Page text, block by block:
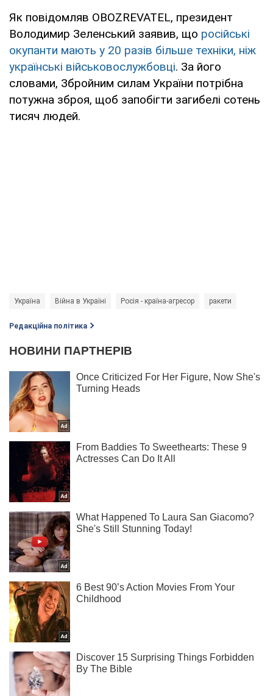
Як повідомляв OBOZREVATEL, президент
Володимир Зеленський заявив, що російські
окупанти мають у 20 разів більше техніки, ніж
українські військовослужбовці. За його
словами, Збройним силам України потрібна
потужна зброя, щоб запобігти загибелі сотень
тисяч людей.
Україна Війна в Україні Росія - країна-агресор ракети
Редакційна політика